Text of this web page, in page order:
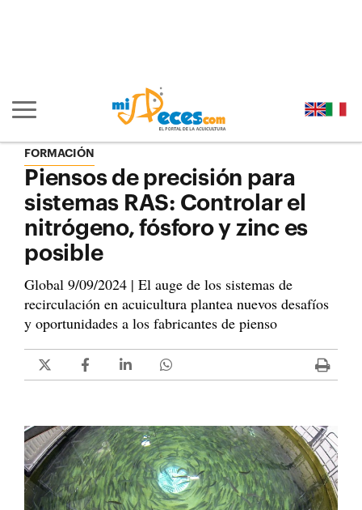
Mostrar/ocultar navegación principal
FORMACIÓN
Piensos de precisión para
sistemas RAS: Controlar el
nitrógeno, fósforo y zinc es
posible
Global 9/09/2024 | El auge de los sistemas de
recirculación en acuicultura plantea nuevos desafíos
y oportunidades a los fabricantes de pienso